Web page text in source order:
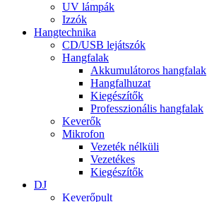
UV lámpák
Izzók
Hangtechnika
CD/USB lejátszók
Hangfalak
Akkumulátoros hangfalak
Hangfalhuzat
Kiegészítők
Professzionális hangfalak
Keverők
Mikrofon
Vezeték nélküli
Vezetékes
Kiegészítők
DJ
Keverőpult